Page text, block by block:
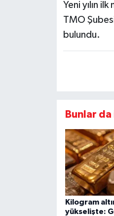
Yeni yılın
TMO
bulundu.
Bunlar
Kilogram
yükselişte: